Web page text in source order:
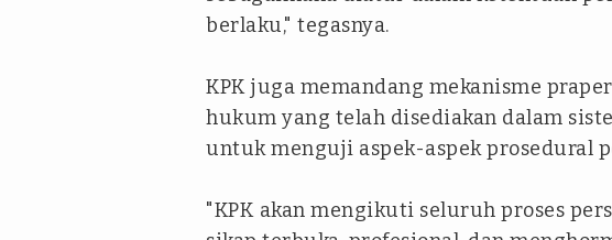
berlaku," tegasnya.
KPK juga memandang mekanisme
hukum yang telah disediakan dalam
untuk menguji aspek-aspek prosedural
"KPK akan mengikuti seluruh proses